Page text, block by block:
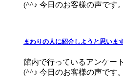
(^^♪ 今日のお客様の声です
まわりの人に紹介しようと思いま
館内で行っているアンケー
(^^♪ 今日のお客様の声です